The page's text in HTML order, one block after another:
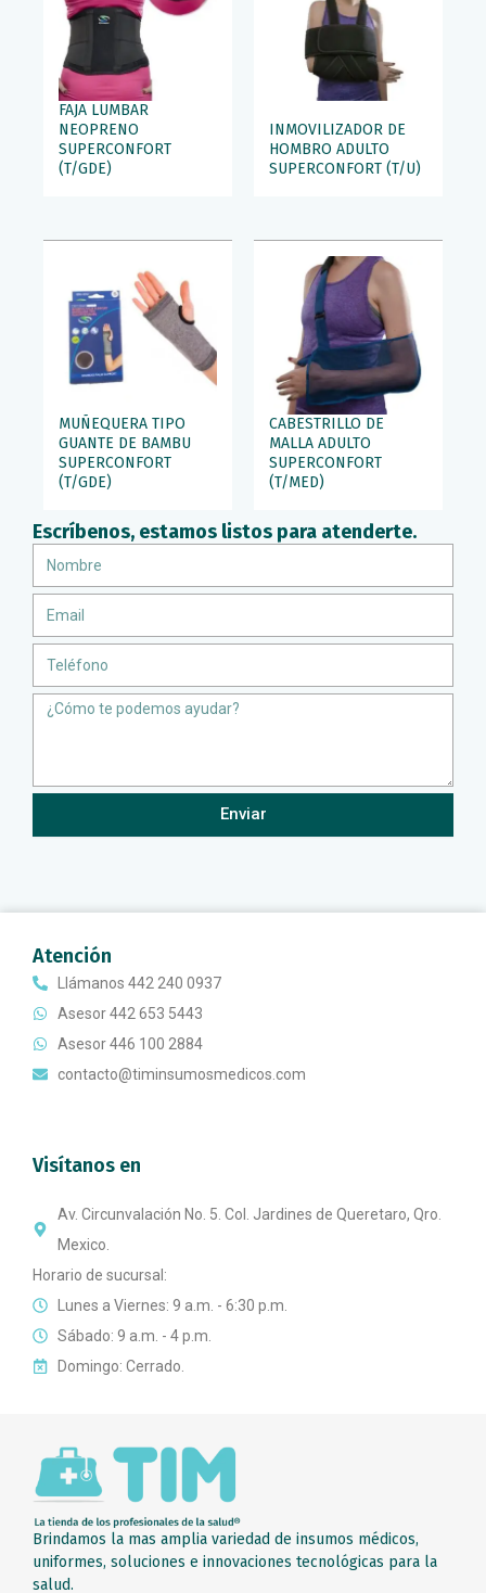
Escríbenos, estamos listos para atenderte.
Message
Enviar
FAJA LUMBAR
NEOPRENO
SUPERCONFORT
(T/GDE)
INMOVILIZADOR DE
HOMBRO ADULTO
SUPERCONFORT (T/U)
MUÑEQUERA TIPO
GUANTE DE BAMBU
SUPERCONFORT
(T/GDE)
CABESTRILLO DE
MALLA ADULTO
SUPERCONFORT
(T/MED)
Atención
Llámanos 442 240 0937
Asesor 442 653 5443
Asesor 446 100 2884
contacto@timinsumosmedicos.com
Visítanos en
Av. Circunvalación No. 5. Col. Jardines de Queretaro, Qro.
Mexico.
Horario de sucursal:
Lunes a Viernes: 9 a.m. - 6:30 p.m.
Sábado: 9 a.m. - 4 p.m.
Domingo: Cerrado.
Brindamos la mas amplia variedad de insumos médicos,
uniformes, soluciones e innovaciones tecnológicas para la
salud.